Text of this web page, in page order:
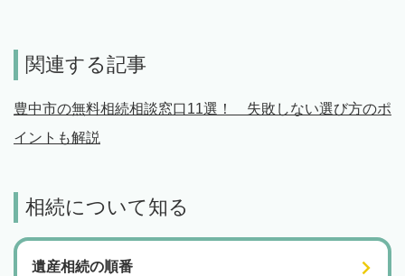
関連する記事
豊中市の無料相続相談窓口11選！ 失敗しない選び方のポ
イントも解説
相続について知る
遺産相続の順番